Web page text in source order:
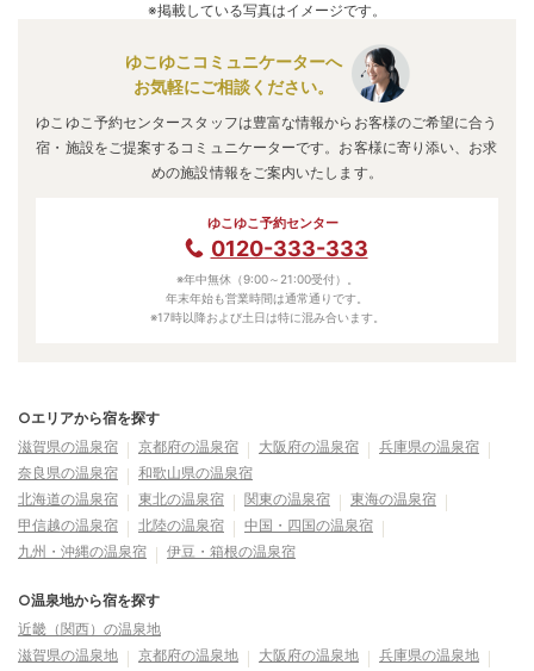
※掲載している写真はイメージです。
ゆこゆこコミュニケーターへ
お気軽にご相談ください。
ゆこゆこ予約センタースタッフは豊富な情報からお客様のご希望に合う
宿・施設をご提案するコミュニケーターです。お客様に寄り添い、お求
めの施設情報をご案内いたします。
ゆこゆこ予約センター
0120-333-333
※年中無休（9:00～21:00受付）。
年末年始も営業時間は通常通りです。
※17時以降および土日は特に混み合います。
○エリアから宿を探す
滋賀県の温泉宿
京都府の温泉宿 大阪府の温泉宿
兵庫県の温泉宿
奈良県の温泉宿
和歌山県の温泉宿
北海道の温泉宿
東北の温泉宿 関東の温泉宿
東海の温泉宿
甲信越の温泉宿
北陸の温泉宿
中国・四国の温泉宿
九州・沖縄の温泉宿
伊豆・箱根の温泉宿
○温泉地から宿を探す
近畿（関西）の温泉地
滋賀県の温泉地
京都府の温泉地 大阪府の温泉地 兵庫県の温泉地